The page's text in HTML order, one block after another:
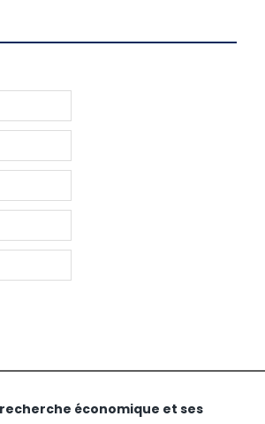
économique et ses